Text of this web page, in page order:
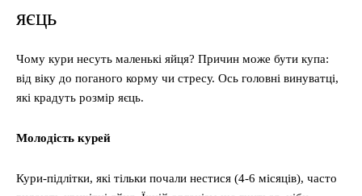
яєць
Чому кури несуть маленькі яйця? Причин може бути купа:
від віку до поганого корму чи стресу. Ось головні винуватці,
які крадуть розмір яєць.
Молодість курей
Кури-підлітки, які тільки почали нестися (4-6 місяців), часто